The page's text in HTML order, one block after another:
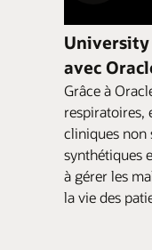
University
avec
Grâce à
respiratoires,
cliniques non
synthétiques
à gérer les
la vie des